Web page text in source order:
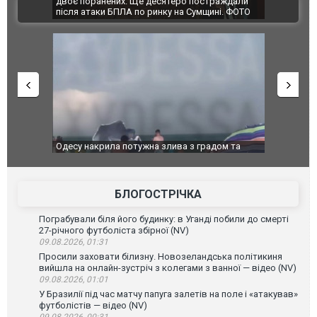
склад Wildberries. ФОТО. ВІДЕО
ВІДЕО
Вже вивели на тести: Ferrari готує оновлення
позашляховика Purosangue. ВІДЕО
Вийшов
фільму
БЛОГОСТРІЧКА
Пограбували біля його будинку: в Уганді побили до смерті
27-річного футболіста збірної (NV)
09.08.2026, 01:31
Просили заховати білизну. Новозеландська політикиня
вийшла на онлайн-зустріч з колегами з ванної — відео (NV)
09.08.2026, 01:01
У Бразилії під час матчу папуга залетів на поле і «атакував»
футболістів — відео (NV)